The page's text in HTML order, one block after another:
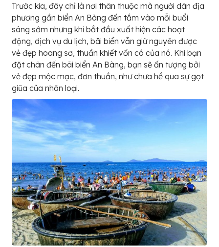
Trước kia, đây chỉ là nơi thân thuộc mà người dân địa
phương gần biển An Bàng đến tắm vào mỗi buổi
sáng sớm nhưng khi bắt đầu xuất hiện các hoạt
động, dịch vụ du lịch, bãi biển vẫn giữ nguyên được
vẻ đẹp hoang sơ, thuần khiết vốn có của nó. Khi bạn
đặt chân đến bãi biển An Bàng, bạn sẽ ấn tượng bởi
vẻ đẹp mộc mạc, đơn thuần, như chưa hề qua sự gọt
giũa của nhân loại.